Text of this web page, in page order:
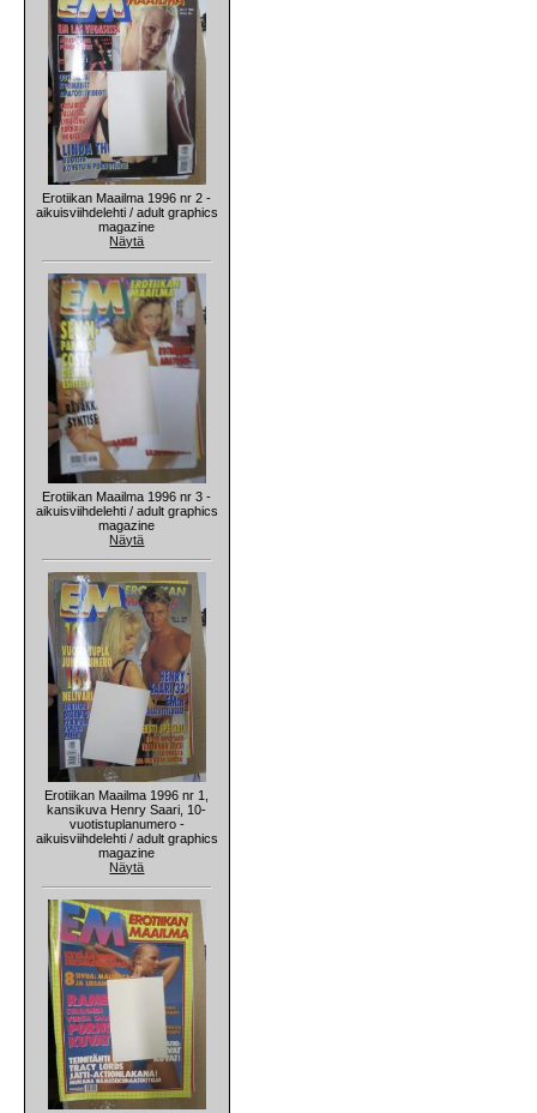
Erotiikan Maailma 1996 nr 2 -
aikuisviihdelehti / adult graphics
magazine
Näytä
Erotiikan Maailma 1996 nr 3 -
aikuisviihdelehti / adult graphics
magazine
Näytä
Erotiikan Maailma 1996 nr 1,
kansikuva Henry Saari, 10-
vuotistuplanumero -
aikuisviihdelehti / adult graphics
magazine
Näytä